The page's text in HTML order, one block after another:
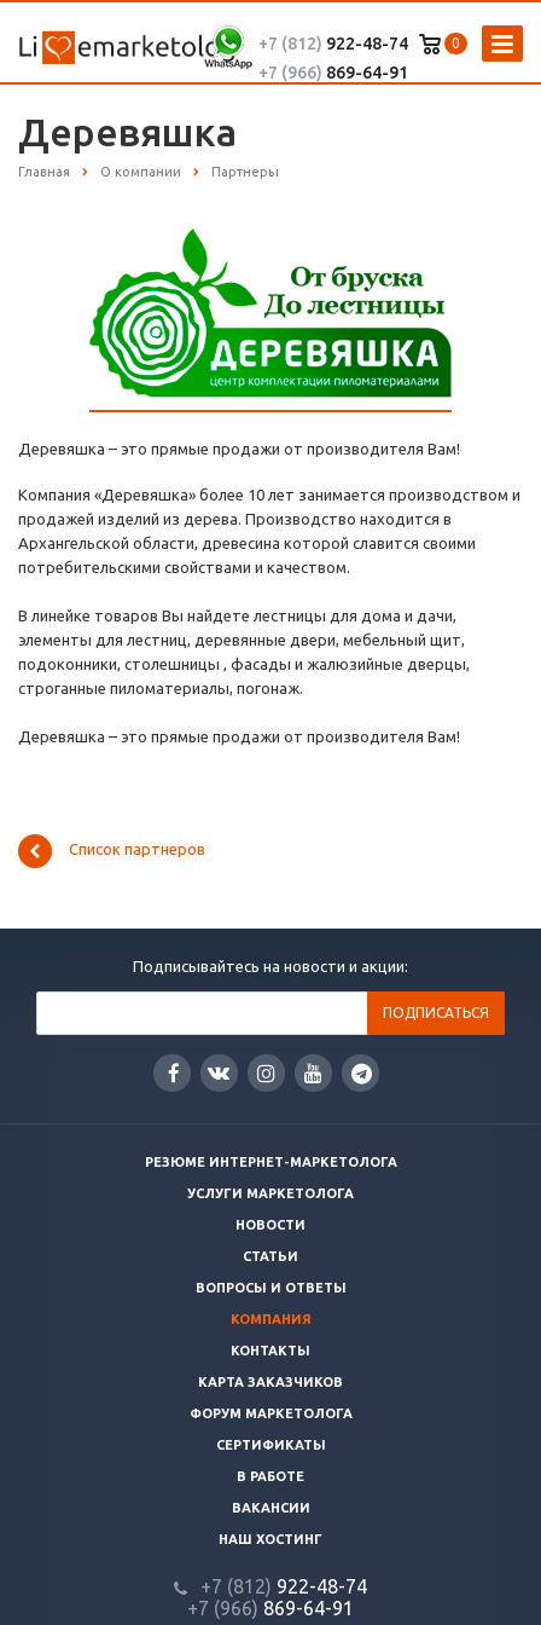
0
+7 (812) 922-48-74
+7 (966) 869-64-91
Деревяшка
Главная О компании Партнеры
Деревяшка – это прямые продажи от производителя Вам!
Компания «Деревяшка» более 10 лет занимается производством и
продажей изделий из дерева. Производство находится в
Архангельской области, древесина которой славится своими
потребительскими свойствами и качеством.
В линейке товаров Вы найдете лестницы для дома и дачи,
элементы для лестниц, деревянные двери, мебельный щит,
подоконники, столешницы , фасады и жалюзийные дверцы,
строганные пиломатериалы, погонаж.
Деревяшка – это прямые продажи от производителя Вам!
Список партнеров
Подписывайтесь на новости и акции:
РЕЗЮМЕ ИНТЕРНЕТ-МАРКЕТОЛОГА
УСЛУГИ МАРКЕТОЛОГА
НОВОСТИ
СТАТЬИ
ВОПРОСЫ И ОТВЕТЫ
КОМПАНИЯ
КОНТАКТЫ
КАРТА ЗАКАЗЧИКОВ
ФОРУМ МАРКЕТОЛОГА
СЕРТИФИКАТЫ
В РАБОТЕ
ВАКАНСИИ
НАШ ХОСТИНГ
+7 (812) 922-48-74
+7 (966) 869-64-91